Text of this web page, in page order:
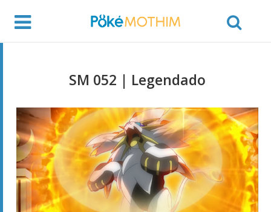
SM 052 | Legendado